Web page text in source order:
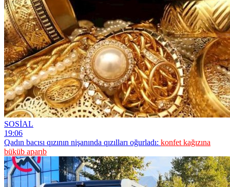
SOSİAL
19:06
Qadın bacısı qızının nişanında qızılları oğurladı: konfet kağızına
büküb aparıb